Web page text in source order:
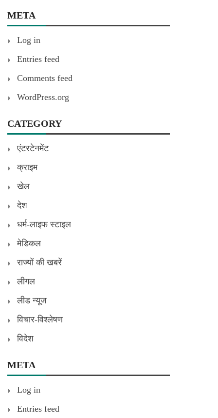
META
Log in
Entries feed
Comments feed
WordPress.org
CATEGORY
एंटरटेनमेंट
क्राइम
खेल
देश
धर्म-लाइफ स्टाइल
मेडिकल
राज्यों की खबरें
लीगल
लीड न्यूज
विचार-विश्लेषण
विदेश
META
Log in
Entries feed